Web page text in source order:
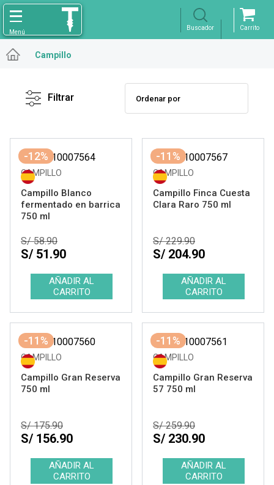
Campillo
Filtro X
Ver resultados
Filtrar
-12%
CAMPILLO
Campillo Blanco
fermentado en barrica
750 ml
S/ 58.90
S/ 51.90
-11%
CAMPILLO
Campillo Finca Cuesta
Clara Raro 750 ml
S/ 229.90
S/ 204.90
-11%
CAMPILLO
Campillo Gran Reserva
750 ml
S/ 175.90
S/ 156.90
-11%
CAMPILLO
Campillo Gran Reserva
57 750 ml
S/ 259.90
S/ 230.90